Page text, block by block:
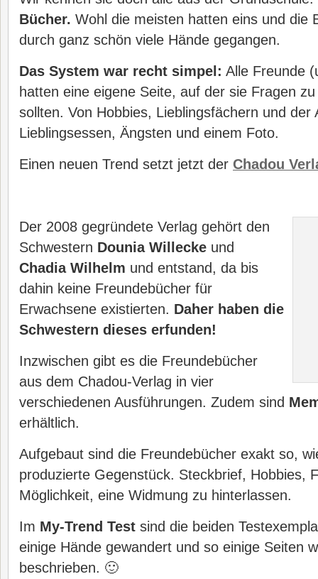
Bücher. Wohl die meisten hatten eins und die
durch ganz schön viele Hände gegangen.
Das System war recht simpel: Alle Freunde
hatten eine eigene Seite, auf der sie Fragen
sollten. Von Hobbies, Lieblingsfächern und der
Lieblingsessen, Ängsten und einem Foto.
Einen neuen Trend setzt jetzt der Chadou
Der 2008 gegründete Verlag gehört den
Schwestern Dounia Willecke und
Chadia Wilhelm und entstand, da bis
dahin keine Freundebücher für
Erwachsene existierten. Daher haben die
Schwestern dieses erfunden!
Inzwischen gibt es die Freundebücher
aus dem Chadou-Verlag in vier
verschiedenen Ausführungen. Zudem sind
erhältlich.
Aufgebaut sind die Freundebücher exakt so,
produzierte Gegenstück. Steckbrief, Hobbies,
Möglichkeit, eine Widmung zu hinterlassen.
Im My-Trend Test sind die beiden
einige Hände gewandert und so einige Seiten
beschrieben. 🙂